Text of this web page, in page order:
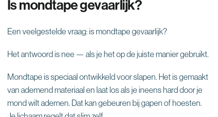
Is mondtape gevaarlijk?
Een veelgestelde vraag: is mondtape gevaarlijk?
Het antwoord is nee — als je het op de juiste manier gebruikt.
Mondtape is speciaal ontwikkeld voor slapen. Het is gemaakt
van ademend materiaal en laat los als je ineens hard door je
mond wilt ademen. Dat kan gebeuren bij gapen of hoesten.